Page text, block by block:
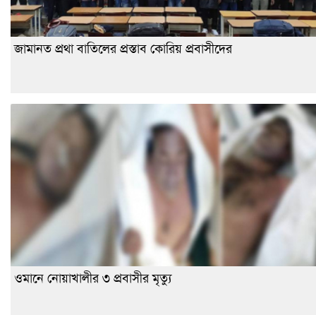
জামানত প্রথা বাতিলের প্রস্তাব কোরিয় প্রবাসীদের
ওমানে নোয়াখালীর ৩ প্রবাসীর মৃত্যু